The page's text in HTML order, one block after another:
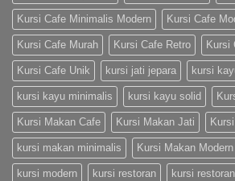
Kursi Cafe Minimalis Modern Kursi Cafe
Kursi Cafe Murah Kursi Cafe Retro Kursi
Kursi Cafe Unik kursi jati jepara kursi
kursi kayu minimalis kursi kayu solid
Kursi Makan Cafe Kursi Makan Jati
kursi makan minimalis Kursi Makan Modern
kursi modern kursi restoran kursi